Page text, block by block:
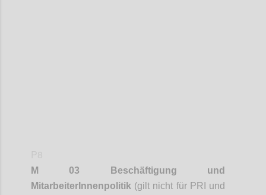
M 03 Beschäftigung und
MitarbeiterInnenpolitik (gilt nicht für PRI und